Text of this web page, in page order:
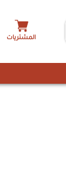
المشتريات